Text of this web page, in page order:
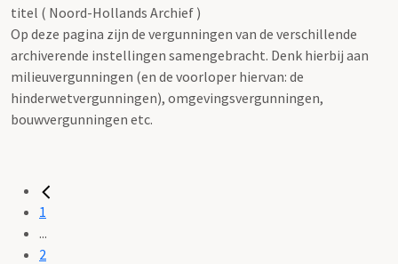
titel ( Noord-Hollands Archief )
Op deze pagina zijn de vergunningen van de verschillende
archiverende instellingen samengebracht. Denk hierbij aan
milieuvergunningen (en de voorloper hiervan: de
hinderwetvergunningen), omgevingsvergunningen,
bouwvergunningen etc.
1
...
2